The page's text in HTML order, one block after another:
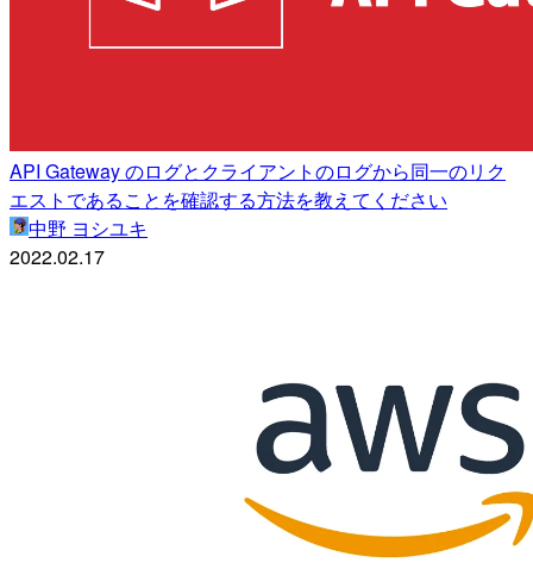
API Gateway のログとクライアントのログから同一のリク
エストであることを確認する方法を教えてください
中野 ヨシユキ
2022.02.17